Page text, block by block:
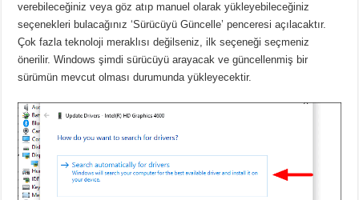
verebileceğiniz veya göz atıp manuel olarak yükleyebileceğiniz
seçenekleri bulacağınız ‘Sürücüyü Güncelle’ penceresi açılacaktır.
Çok fazla teknoloji meraklısı değilseniz, ilk seçeneği seçmeniz
önerilir. Windows şimdi sürücüyü arayacak ve güncellenmiş bir
sürümün mevcut olması durumunda yükleyecektir.